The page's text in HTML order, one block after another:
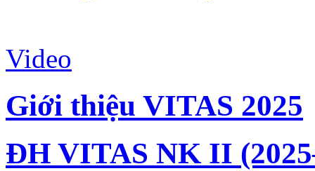
Video
Giới thiệu VITAS 2025
ĐH VITAS NK II